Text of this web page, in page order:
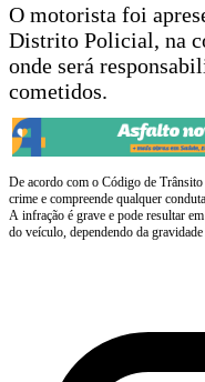
O motorista foi
Distrito Policial, na
onde será
cometidos.
De acordo com o Código de
crime e compreende qualquer
A infração é grave e pode resultar
do veículo, dependendo da gravidade